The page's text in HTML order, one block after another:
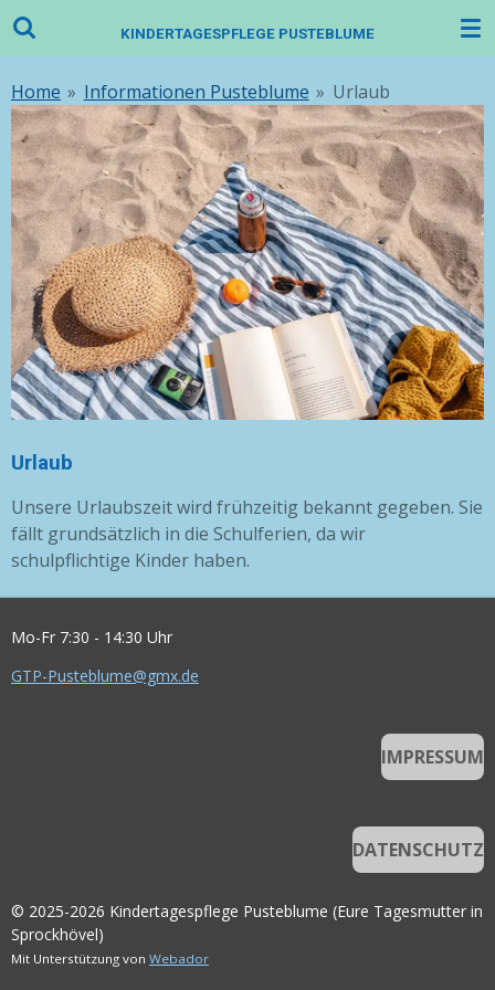
Zum
KINDERTAGESPFLEGE PUSTEBLUME
Home » Informationen Pusteblume » Urlaub
Urlaub
Unsere Urlaubszeit wird frühzeitig bekannt gegeben. Sie
fällt grundsätzlich in die Schulferien, da wir
schulpflichtige Kinder haben.
Mo-Fr 7:30 - 14:30 Uhr
GTP-Pusteblume@gmx.de
IMPRESSUM
DATENSCHUTZ
© 2025-2026 Kindertagespflege Pusteblume (Eure Tagesmutter in
Sprockhövel)
Mit Unterstützung von Webador